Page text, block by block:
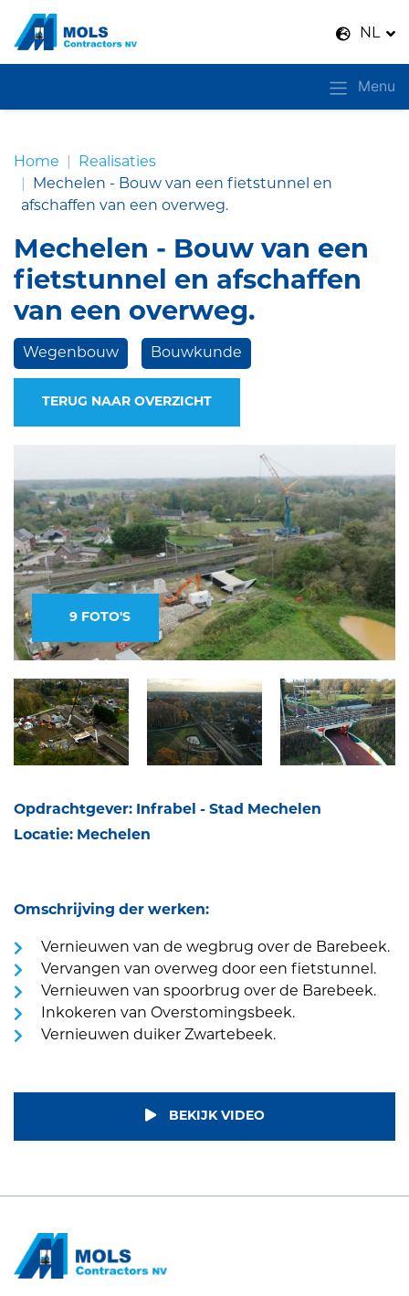
Naar inhoud
Menu
NL
Home
Realisaties
Mechelen - Bouw van een fietstunnel en
afschaffen van een overweg.
Mechelen - Bouw van een
fietstunnel en afschaffen
van een overweg.
Wegenbouw Bouwkunde
TERUG NAAR OVERZICHT
9 FOTO'S
Opdrachtgever: Infrabel - Stad Mechelen
Locatie: Mechelen
Omschrijving der werken:
Vernieuwen van de wegbrug over de Barebeek.
Vervangen van overweg door een fietstunnel.
Vernieuwen van spoorbrug over de Barebeek.
Inkokeren van Overstomingsbeek.
Vernieuwen duiker Zwartebeek.
BEKIJK VIDEO